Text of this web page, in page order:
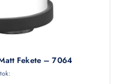
Fekete – 7064